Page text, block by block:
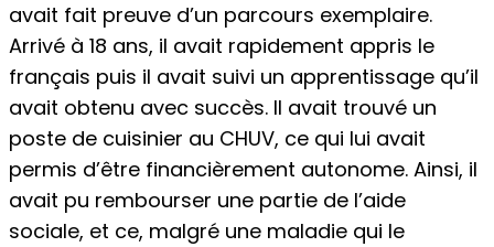
avait fait preuve d’un parcours exemplaire.
Arrivé à 18 ans, il avait rapidement appris le
français puis il avait suivi un apprentissage qu’il
avait obtenu avec succès. Il avait trouvé un
poste de cuisinier au CHUV, ce qui lui avait
permis d’être financièrement autonome. Ainsi, il
avait pu rembourser une partie de l’aide
sociale, et ce, malgré une maladie qui le